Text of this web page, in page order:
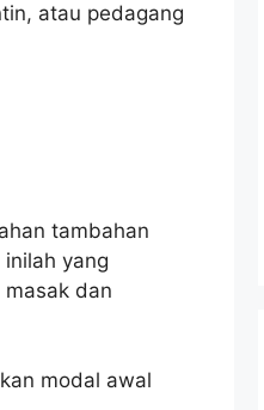
atau pedagang
tambahan
yang
dan
modal awal